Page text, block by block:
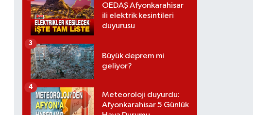
OEDAŞ Afyonkarahisar
ili elektrik kesintileri
duyurusu
Büyük deprem mi
geliyor?
3
Meteoroloji duyurdu:
Afyonkarahisar 5 Günlük
4